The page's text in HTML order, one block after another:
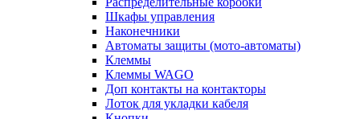
Шкафы управления
Наконечники
Автоматы защиты (мото-автоматы)
Клеммы
Клеммы WAGO
Доп контакты на контакторы
Лоток для укладки кабеля